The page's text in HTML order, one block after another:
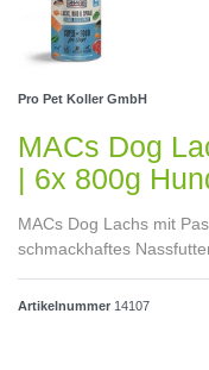
Pro Pet Koller GmbH
MACs Dog
| 6x 800g
MACs Dog Lachs mit
schmackhaftes
Artikelnummer 14107